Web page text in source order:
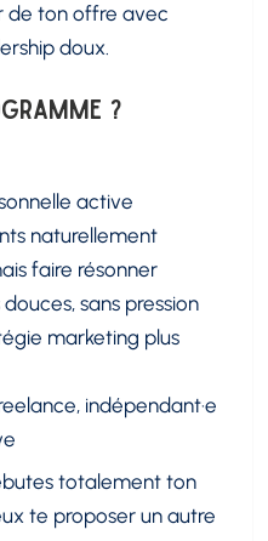
de ton offre avec
doux.
?
active
naturellement
faire résonner
sans pression
marketing plus
indépendant·e
totalement ton
te proposer un autre